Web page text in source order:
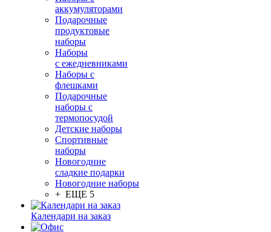
аккумуляторами
Подарочные
продуктовые
наборы
Наборы
с ежедневниками
Наборы с
флешками
Подарочные
наборы с
термопосудой
Детские наборы
Спортивные
наборы
Новогодние
сладкие подарки
Новогодние наборы
+ ЕЩЕ 5
Календари на заказ